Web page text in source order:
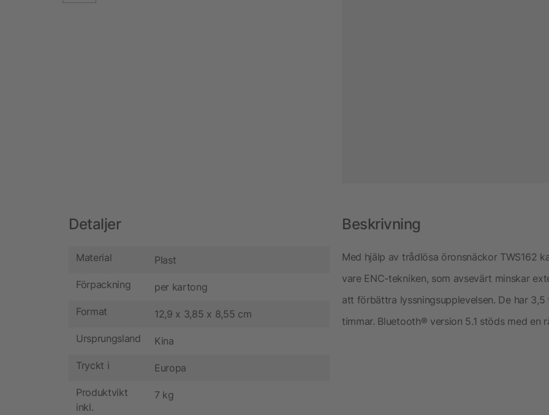
Detaljer
Material Plast
Förpackning per kartong
Format 12,9 x 3,85 x 8,55 cm
Ursprungsland Kina
Tryckt i Europa
Produktvikt
inkl.
7 kg
Beskrivning
Med hjälp av trådlösa öronsnäckor TWS162
vare ENC-tekniken, som avsevärt minskar
att förbättra lyssningsupplevelsen. De har
timmar. Bluetooth® version 5.1 stöds med en